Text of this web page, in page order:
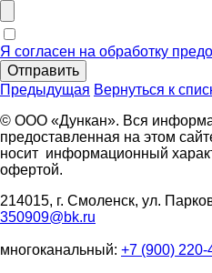
Я согласен на обработку
Отправить
Предыдущая Вернуться к
© ООО «Дункан». Вся
предоставленная на этом
носит информационный
офертой.
214015, г. Смоленск, ул.
350909@bk.ru
многоканальный: +7 (900) 220-